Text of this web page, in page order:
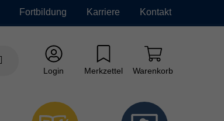
Fortbildung Karriere Kontakt
Login Merkzettel Warenkorb